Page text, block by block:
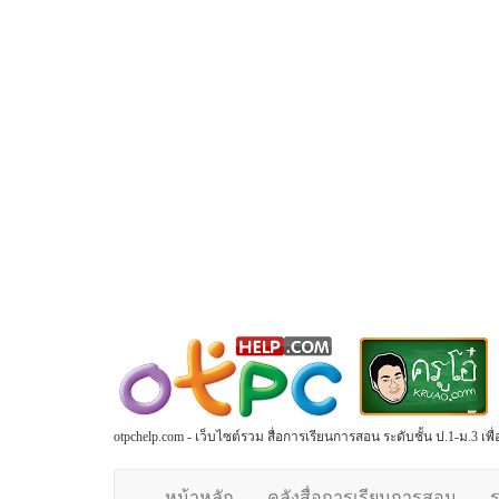
otpchelp.com - เว็บไซต์รวม สื่อการเรียนการสอน ระดับชั้น ป.1-ม.3 เ